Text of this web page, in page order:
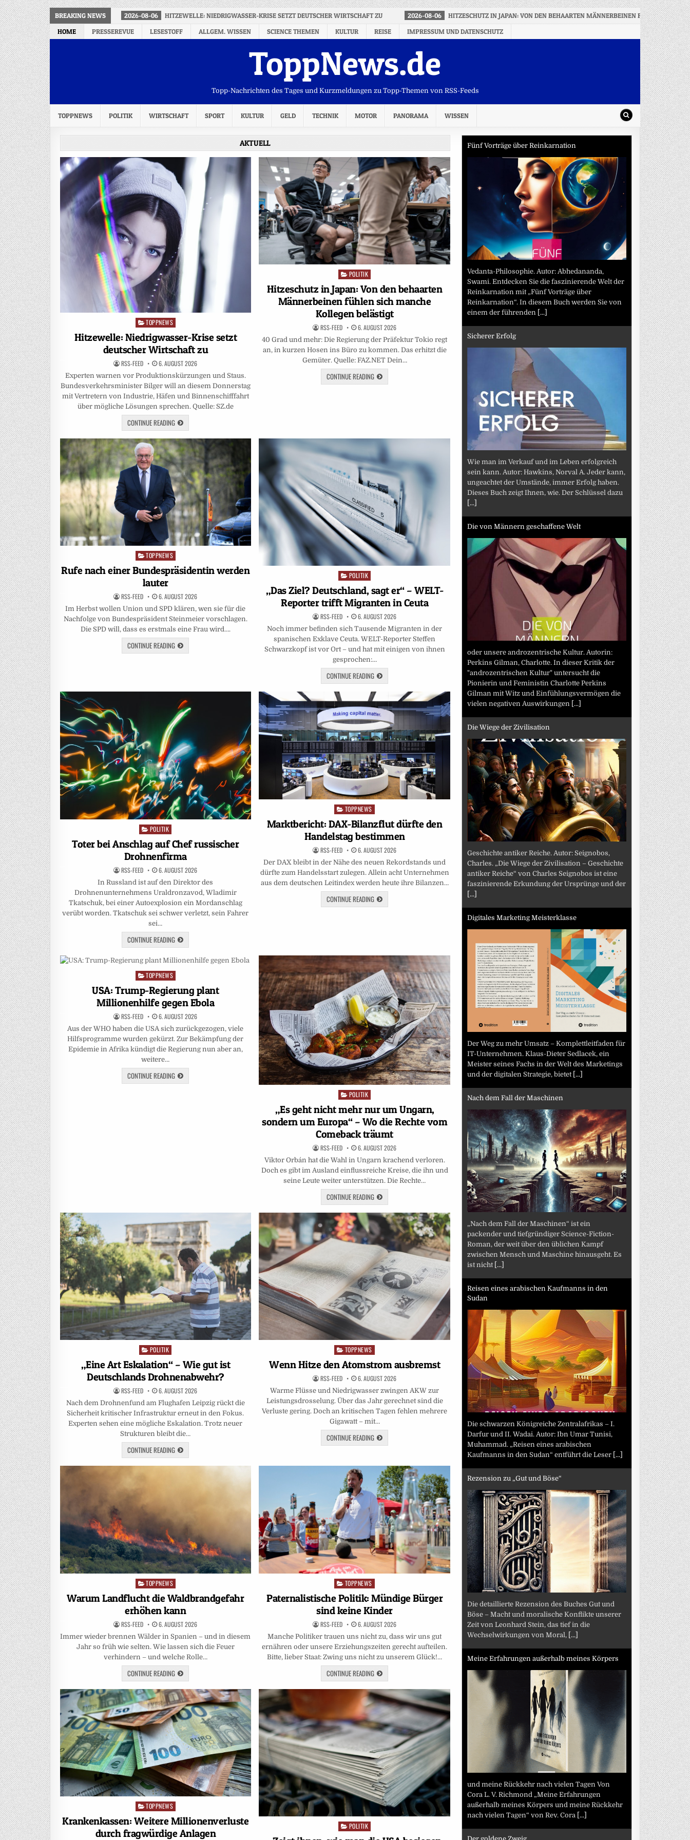
BREAKING NEWS 2026-08-06 HITZEWELLE: NIEDRIGWASSER-KRISE SETZT DEUTSCHER WIRTSCHAFT ZU 2026-08-06
HITZESCHUTZ IN JAPAN: VON DEN BEHAARTEN MÄNNERBEINEN FÜHLEN SICH
HOME
PRESSEREVUE LESESTOFF ALLGEM. WISSEN SCIENCE THEMEN KULTUR REISE IMPRESSUM UND DATENSCHUTZ
ToppNews.de
Topp-Nachrichten des Tages und Kurzmeldungen zu Topp-Themen von RSS-Feeds
TOPPNEWS POLITIK WIRTSCHAFT SPORT KULTUR GELD TECHNIK MOTOR PANORAMA WISSEN
AKTUELL
Posted
TOPPNEWS
Hitzewelle: Niedrigwasser-Krise setzt
deutscher Wirtschaft zu
RSS-FEED 6. AUGUST 2026
Experten warnen vor Produktionskürzungen und Staus.
Bundesverkehrsminister Bilger will an diesem Donnerstag
mit Vertretern von Industrie, Häfen und Binnenschifffahrt
über mögliche Lösungen sprechen. Quelle: SZ.de
CONTINUE READING
Posted
POLITIK
Hitzeschutz in Japan: Von den behaarten
Männerbeinen fühlen sich manche
Kollegen belästigt
RSS-FEED 6. AUGUST 2026
40 Grad und mehr: Die Regierung der Präfektur Tokio regt
an, in kurzen Hosen ins Büro zu kommen. Das erhitzt die
Gemüter. Quelle: FAZ.NET Dein…
CONTINUE READING
Posted
in
TOPPNEWS
Rufe nach einer Bundespräsidentin werden
lauter
RSS-FEED 6. AUGUST 2026
Im Herbst wollen Union und SPD klären, wen sie für die
Nachfolge von Bundespräsident Steinmeier vorschlagen.
Die SPD will, dass es erstmals eine Frau wird….
CONTINUE READING
Posted
in
POLITIK
„Das Ziel? Deutschland, sagt er“ – WELT-
Reporter trifft Migranten in Ceuta
RSS-FEED 6. AUGUST 2026
Noch immer befinden sich Tausende Migranten in der
spanischen Exklave Ceuta. WELT-Reporter Steffen
Schwarzkopf ist vor Ort – und hat mit einigen von ihnen
gesprochen:…
CONTINUE READING
Posted
in
POLITIK
Toter bei Anschlag auf Chef russischer
Drohnenfirma
RSS-FEED 6. AUGUST 2026
In Russland ist auf den Direktor des
Drohnenunternehmens Uraldronzavod, Wladimir
Tkatschuk, bei einer Autoexplosion ein Mordanschlag
verübt worden. Tkatschuk sei schwer verletzt, sein Fahrer
sei…
CONTINUE READING
Posted
in
TOPPNEWS
Marktbericht: DAX-Bilanzflut dürfte den
Handelstag bestimmen
RSS-FEED 6. AUGUST 2026
Der DAX bleibt in der Nähe des neuen Rekordstands und
dürfte zum Handelsstart zulegen. Allein acht Unternehmen
aus dem deutschen Leitindex werden heute ihre Bilanzen…
CONTINUE READING
Posted
TOPPNEWS
USA: Trump-Regierung plant
Millionenhilfe gegen Ebola
RSS-FEED 6. AUGUST 2026
Aus der WHO haben die USA sich zurückgezogen, viele
Hilfsprogramme wurden gekürzt. Zur Bekämpfung der
Epidemie in Afrika kündigt die Regierung nun aber an,
weitere…
CONTINUE READING
Posted
POLITIK
„Es geht nicht mehr nur um Ungarn,
sondern um Europa“ – Wo die Rechte vom
Comeback träumt
RSS-FEED 6. AUGUST 2026
Viktor Orbán hat die Wahl in Ungarn krachend verloren.
Doch es gibt im Ausland einflussreiche Kreise, die ihn und
seine Leute weiter unterstützen. Die Rechte…
CONTINUE READING
Posted
in
POLITIK
„Eine Art Eskalation“ – Wie gut ist
Deutschlands Drohnenabwehr?
RSS-FEED 6. AUGUST 2026
Nach dem Drohnenfund am Flughafen Leipzig rückt die
Sicherheit kritischer Infrastruktur erneut in den Fokus.
Experten sehen eine mögliche Eskalation. Trotz neuer
Strukturen bleibt die…
CONTINUE READING
Posted
TOPPNEWS
Wenn Hitze den Atomstrom ausbremst
RSS-FEED 6. AUGUST 2026
Warme Flüsse und Niedrigwasser zwingen AKW zur
Leistungsdrosselung. Über das Jahr gerechnet sind die
Verluste gering. Doch an kritischen Tagen fehlen mehrere
Gigawatt – mit…
CONTINUE READING
Posted
in
TOPPNEWS
Warum Landflucht die Waldbrandgefahr
erhöhen kann
RSS-FEED 6. AUGUST 2026
Immer wieder brennen Wälder in Spanien – und in diesem
Jahr so früh wie selten. Wie lassen sich die Feuer
verhindern – und welche Rolle…
CONTINUE READING
Posted
in
TOPPNEWS
Paternalistische Politik: Mündige Bürger
sind keine Kinder
RSS-FEED 6. AUGUST 2026
Manche Politiker trauen uns nicht zu, dass wir uns gut
ernähren oder unsere Erziehungszeiten gerecht aufteilen.
Bitte, lieber Staat: Zwing uns nicht zu unserem Glück!…
CONTINUE READING
Posted
in
TOPPNEWS
Krankenkassen: Weitere Millionenverluste
durch fragwürdige Anlagen
Posted
POLITIK
Fünf Vorträge über Reinkarnation
Vedanta-Philosophie. Autor: Abhedananda,
Swami. Entdecken Sie die faszinierende Welt der
Reinkarnation mit „Fünf Vorträge über
Reinkarnation“. In diesem Buch werden Sie von
einem der führenden [...]
Sicherer Erfolg
Wie man im Verkauf und im Leben erfolgreich
sein kann. Autor: Hawkins, Norval A. Jeder kann,
ungeachtet der Umstände, immer Erfolg haben.
Dieses Buch zeigt Ihnen, wie. Der Schlüssel dazu
[...]
Die von Männern geschaffene Welt
oder unsere androzentrische Kultur. Autorin:
Perkins Gilman, Charlotte. In dieser Kritik der
"androzentrischen Kultur" untersucht die
Pionierin und Feministin Charlotte Perkins
Gilman mit Witz und Einfühlungsvermögen die
vielen negativen Auswirkungen [...]
Die Wiege der Zivilisation
Geschichte antiker Reiche. Autor: Seignobos,
Charles. „Die Wiege der Zivilisation – Geschichte
antiker Reiche“ von Charles Seignobos ist eine
faszinierende Erkundung der Ursprünge und der
[...]
Digitales Marketing Meisterklasse
Der Weg zu mehr Umsatz – Komplettleitfaden für
IT-Unternehmen. Klaus-Dieter Sedlacek, ein
Meister seines Fachs in der Welt des Marketings
und der digitalen Strategie, bietet [...]
Nach dem Fall der Maschinen
„Nach dem Fall der Maschinen“ ist ein
packender und tiefgründiger Science-Fiction-
Roman, der weit über den üblichen Kampf
zwischen Mensch und Maschine hinausgeht. Es
ist nicht [...]
Reisen eines arabischen Kaufmanns in den
Sudan
Die schwarzen Königreiche Zentralafrikas – I.
Darfur und II. Wadai. Autor: Ibn Umar Tunisi,
Muhammad. „Reisen eines arabischen
Kaufmanns in den Sudan“ entführt die Leser [...]
Rezension zu „Gut und Böse“
Die detaillierte Rezension des Buches Gut und
Böse – Macht und moralische Konflikte unserer
Zeit von Leonhard Stein, das tief in die
Wechselwirkungen von Moral, [...]
Meine Erfahrungen außerhalb meines Körpers
und meine Rückkehr nach vielen Tagen Von
Cora L. V. Richmond „Meine Erfahrungen
außerhalb meines Körpers und meine Rückkehr
nach vielen Tagen“ von Rev. Cora [...]